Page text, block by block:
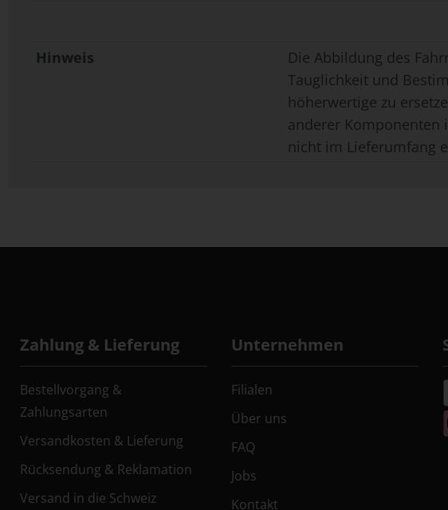
Hinweis
Die Abbildung des
Tauglichkeit und
höherwertige zu
anderer Komponenten
nicht im Lieferumfang
Zahlung & Lieferung
Bestellvorgang &
Zahlungsarten
Versandkosten & Lieferung
Rücksendung & Reklamation
Versand in die Schweiz
Unternehmen
Filialen
Über uns
FAQ
Jobs
Kontakt